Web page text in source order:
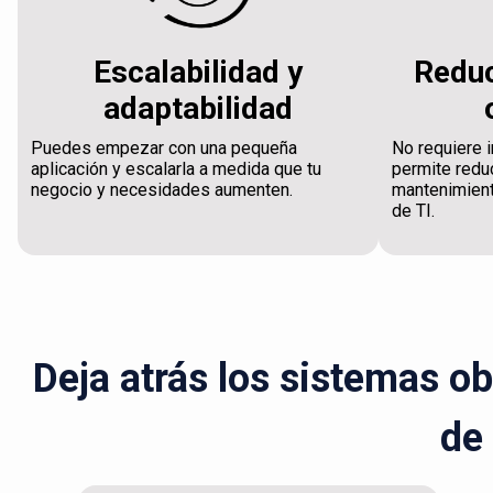
Escalabilidad y
adaptabilidad
Puedes empezar con una pequeña
aplicación y escalarla a medida que tu
negocio y necesidades aumenten.
No requiere
permite
de TI.
Deja atrás los sistemas
de